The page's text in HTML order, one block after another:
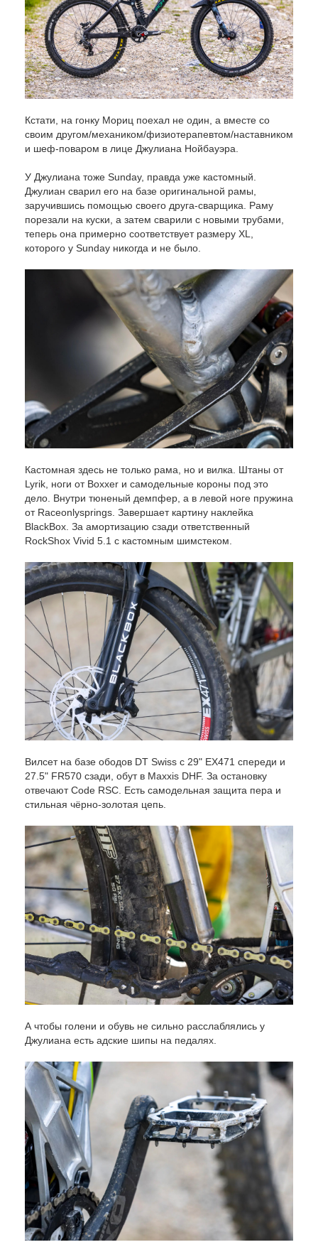
Кстати, на гонку Мориц поехал не один, а вместе со
своим другом/механиком/физиотерапевтом/наставником
и шеф-поваром в лице Джулиана Нойбауэра.
У Джулиана тоже Sunday, правда уже кастомный.
Джулиан сварил его на базе оригинальной рамы,
заручившись помощью своего друга-сварщика. Раму
порезали на куски, а затем сварили с новыми трубами,
теперь она примерно соответствует размеру XL,
которого у Sunday никогда и не было.
Кастомная здесь не только рама, но и вилка. Штаны от
Lyrik, ноги от Boxxer и самодельные короны под это
дело. Внутри тюненый демпфер, а в левой ноге пружина
от Raceonlysprings. Завершает картину наклейка
BlackBox. За амортизацию сзади ответственный
RockShox Vivid 5.1 с кастомным шимстеком.
Вилсет на базе ободов DT Swiss с 29" EX471 спереди и
27.5" FR570 сзади, обут в Maxxis DHF. За остановку
отвечают Code RSC. Есть самодельная защита пера и
стильная чёрно-золотая цепь.
А чтобы голени и обувь не сильно расслаблялись у
Джулиана есть адские шипы на педалях.